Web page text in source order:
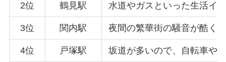
2位 鶴見駅 水道やガスといった生活イ
3位 関内駅 夜間の繁華街の騒音が酷く
4位 戸塚駅 坂道が多いので、自転車や